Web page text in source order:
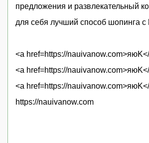
предложения и развлекательный
для себя лучший способ шопинга с
<a href=https://
<a href=https://
<a href=https://
https://nauivanow.com